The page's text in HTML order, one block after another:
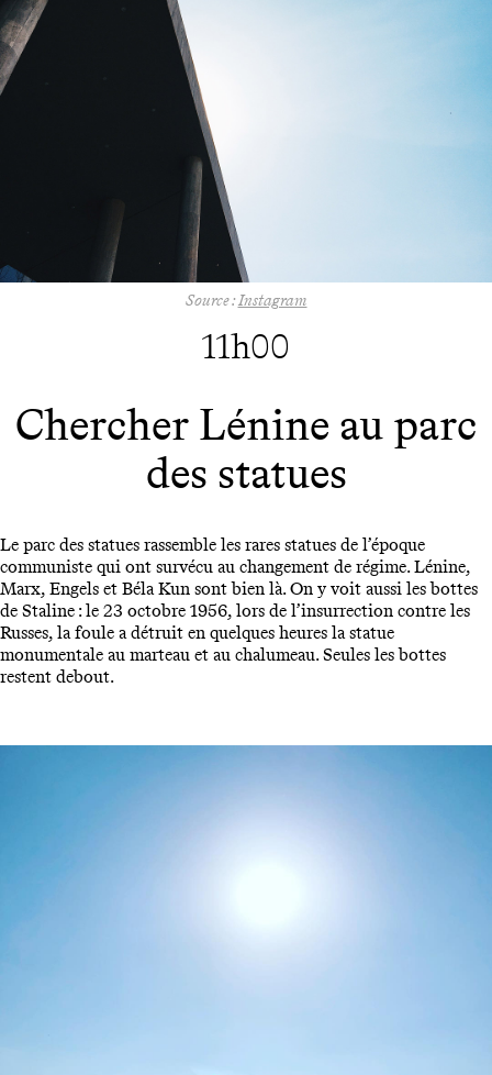
Source :Instagram
11h00
Chercher Lénine au parc
des statues
Le parc des statues rassemble les rares statues de l’époque
communiste qui ont survécu au changement de régime. Lénine,
Marx, Engels et Béla Kun sont bien là. On y voit aussi les bottes
de Staline : le 23 octobre 1956, lors de l’insurrection contre les
Russes, la foule a détruit en quelques heures la statue
monumentale au marteau et au chalumeau. Seules les bottes
restent debout.